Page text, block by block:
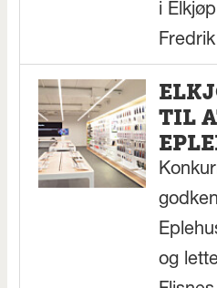
i
TIL
og